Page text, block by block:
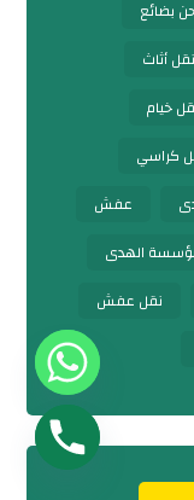
بضائع
أثاث
خيام
كراسي
عفش
الهدى
نقل عفش